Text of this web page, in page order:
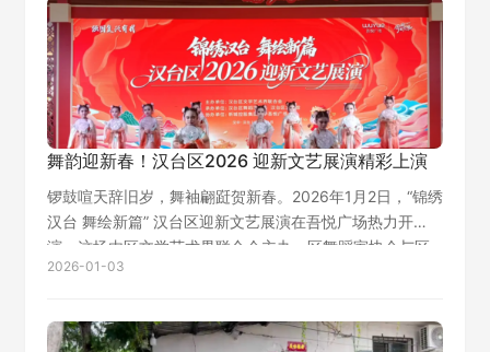
舞韵迎新春！汉台区2026 迎新文艺展演精彩上演
锣鼓喧天辞旧岁，舞袖翩跹贺新春。2026年1月2日，“锦绣
汉台 舞绘新篇” 汉台区迎新文艺展演在吾悦广场热力开
演，这场由区文学艺术界联合会主办、区舞蹈家协会与区
文化馆承办、新城控股集团汉中吾悦广场协办的新春盛
2026-01-03